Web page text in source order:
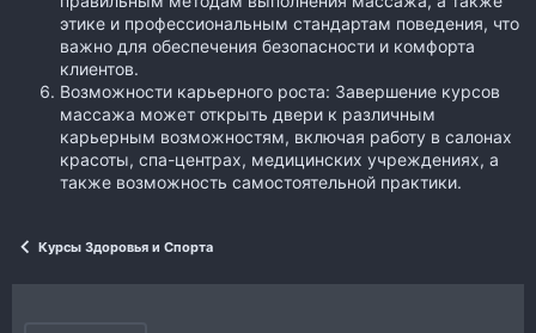
этике и профессиональным стандартам поведения, что
важно для обеспечения безопасности и комфорта
клиентов.
Возможности карьерного роста: Завершение курсов
массажа может открыть двери к различным
карьерным возможностям, включая работу в салонах
красоты, спа-центрах, медицинских учреждениях, а
также возможность самостоятельной практики.
Курсы Здоровья и Спорта